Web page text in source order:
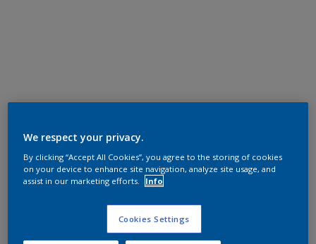
We respect your privacy.
By clicking “Accept All Cookies”, you agree to the storing of cookies
on your device to enhance site navigation, analyze site usage, and
assist in our marketing efforts.
Info
Cookies Settings